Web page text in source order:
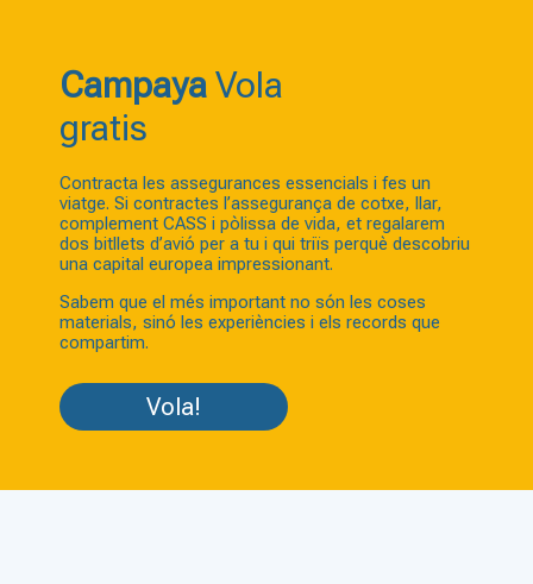
Campaya Vola
gratis
Contracta les assegurances essencials i fes un
viatge. Si contractes l’assegurança de cotxe, llar,
complement CASS i pòlissa de vida, et regalarem
dos bitllets d’avió per a tu i qui triïs perquè descobriu
una capital europea impressionant.
Sabem que el més important no són les coses
materials, sinó les experiències i els records que
compartim.
Vola!